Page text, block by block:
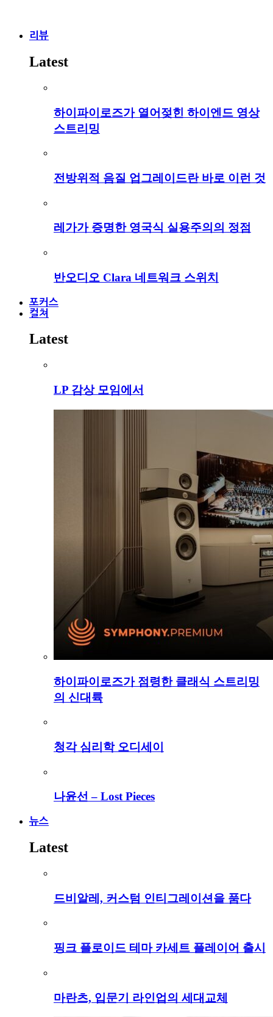
리뷰
Latest
하이파이로즈가 열어젖힌 하이엔드 영상
스트리밍
전방위적 음질 업그레이드란 바로 이런 것
레가가 증명한 영국식 실용주의의 정점
반오디오 Clara 네트워크 스위치
포커스
컬쳐
Latest
LP 감상 모임에서
하이파이로즈가 점령한 클래식 스트리밍
의 신대륙
청각 심리학 오디세이
나윤선 – Lost Pieces
뉴스
Latest
드비알레, 커스텀 인티그레이션을 품다
핑크 플로이드 테마 카세트 플레이어 출시
마란츠, 입문기 라인업의 세대교체